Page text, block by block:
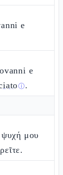
e
e
ⓘ.
ψυχή μου